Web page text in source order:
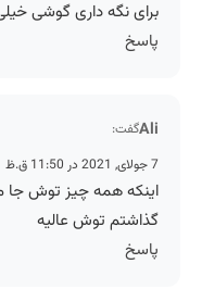
برای نگه داری گوشی
پاسخ
Aliگفت:
7 جولای, 2021 در 11:50 ق.ظ
اینکه همه چیز توش
گذاشتم توش عالیه
پاسخ